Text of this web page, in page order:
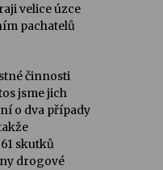
velice úzce
pachatelů
činnosti
jsme jich
o dva případy
skutků
drogové